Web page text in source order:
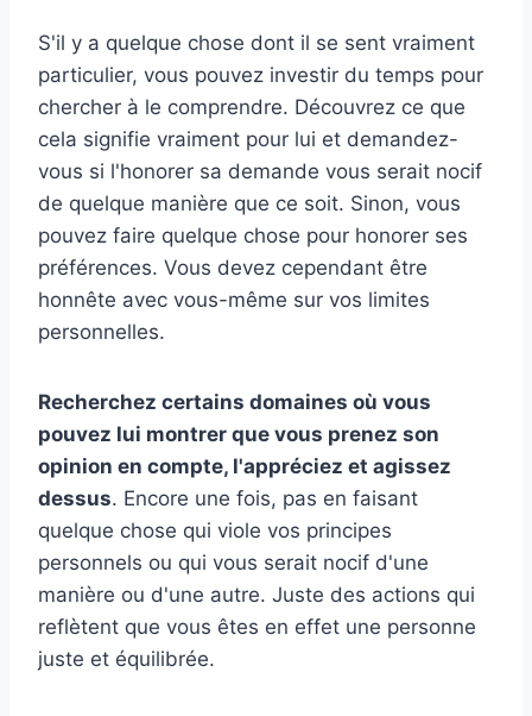
S'il y a quelque chose dont il se sent vraiment
particulier, vous pouvez investir du temps pour
chercher à le comprendre. Découvrez ce que
cela signifie vraiment pour lui et demandez-
vous si l'honorer sa demande vous serait nocif
de quelque manière que ce soit. Sinon, vous
pouvez faire quelque chose pour honorer ses
préférences. Vous devez cependant être
honnête avec vous-même sur vos limites
personnelles.
Recherchez certains domaines où vous
pouvez lui montrer que vous prenez son
opinion en compte, l'appréciez et agissez
dessus. Encore une fois, pas en faisant
quelque chose qui viole vos principes
personnels ou qui vous serait nocif d'une
manière ou d'une autre. Juste des actions qui
reflètent que vous êtes en effet une personne
juste et équilibrée.